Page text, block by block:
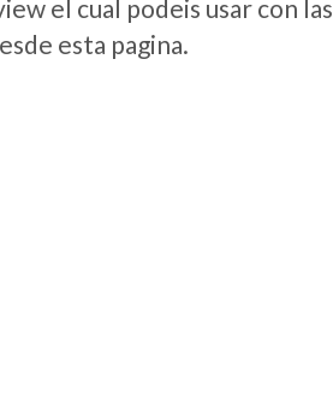
el cual podeis usar con las
esta pagina.